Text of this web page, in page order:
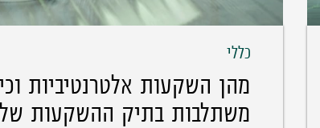
כללי
מהן השקעות אלטרנטיביות
משתלבות בתיק ההשקעות